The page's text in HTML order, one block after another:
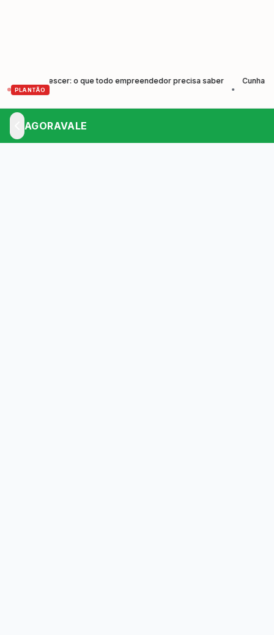
PLANTÃO
e Crescer: o que todo empreendedor precisa saber
Cunha forma
AGORAVALE